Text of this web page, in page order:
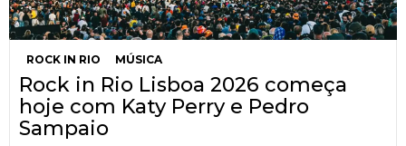
ROCK IN RIO MÚSICA
Rock in Rio Lisboa 2026 começa
hoje com Katy Perry e Pedro
Sampaio